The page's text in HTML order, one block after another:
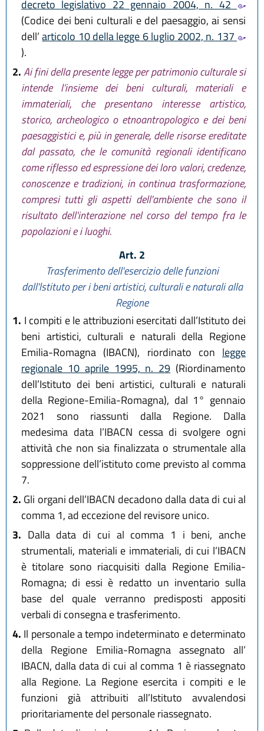
decreto legislativo 22 gennaio 2004, n. 42
(Codice dei beni culturali e del paesaggio, ai sensi
dell’articolo 10 della legge 6 luglio 2002, n. 137
).
2.Ai fini della presente legge per patrimonio culturale si
intende l’insieme dei beni culturali, materiali e
immateriali, che presentano interesse artistico,
storico, archeologico o etnoantropologico e dei beni
paesaggistici e, più in generale, delle risorse ereditate
dal passato, che le comunità regionali identificano
come riflesso ed espressione dei loro valori, credenze,
conoscenze e tradizioni, in continua trasformazione,
compresi tutti gli aspetti dell'ambiente che sono il
risultato dell'interazione nel corso del tempo fra le
popolazioni e i luoghi.
Art. 2
Trasferimento dell'esercizio delle funzioni
dall'lstituto per i beni artistici, culturali e naturali alla
Regione
1. I compiti e le attribuzioni esercitati dall’Istituto dei
beni artistici, culturali e naturali della Regione
Emilia-Romagna (IBACN), riordinato con legge
regionale 10 aprile 1995, n. 29 (Riordinamento
dell’Istituto dei beni artistici, culturali e naturali
della Regione-Emilia-Romagna), dal 1° gennaio
2021 sono riassunti dalla Regione. Dalla
medesima data l’IBACN cessa di svolgere ogni
attività che non sia finalizzata o strumentale alla
soppressione dell’istituto come previsto al comma
7.
2. Gli organi dell’IBACN decadono dalla data di cui al
comma 1, ad eccezione del revisore unico.
3. Dalla data di cui al comma 1 i beni, anche
strumentali, materiali e immateriali, di cui l’IBACN
è titolare sono riacquisiti dalla Regione Emilia-
Romagna; di essi è redatto un inventario sulla
base del quale verranno predisposti appositi
verbali di consegna e trasferimento.
4. Il personale a tempo indeterminato e determinato
della Regione Emilia-Romagna assegnato all’
IBACN, dalla data di cui al comma 1 è riassegnato
alla Regione. La Regione esercita i compiti e le
funzioni già attribuiti all’Istituto avvalendosi
prioritariamente del personale riassegnato.